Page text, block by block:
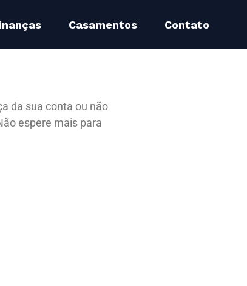
Casamentos Contato
da sua conta ou não
espere mais para